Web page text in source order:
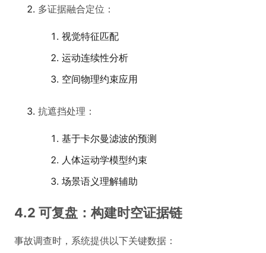
多证据融合定位：
视觉特征匹配
运动连续性分析
空间物理约束应用
抗遮挡处理：
基于卡尔曼滤波的预测
人体运动学模型约束
场景语义理解辅助
4.2 可复盘：构建时空证据链
事故调查时，系统提供以下关键数据：